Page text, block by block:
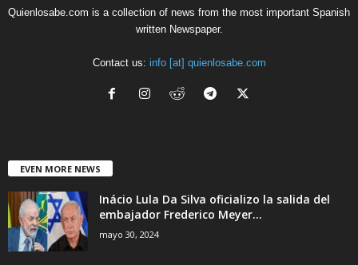
Quienlosabe.com is a collection of news from the most important Spanish
written Newspaper.
Contact us: info [at] quienlosabe.com
EVEN MORE NEWS
Inácio Lula Da Silva oficializo la salida del
embajador Frederico Meyer...
mayo 30, 2024